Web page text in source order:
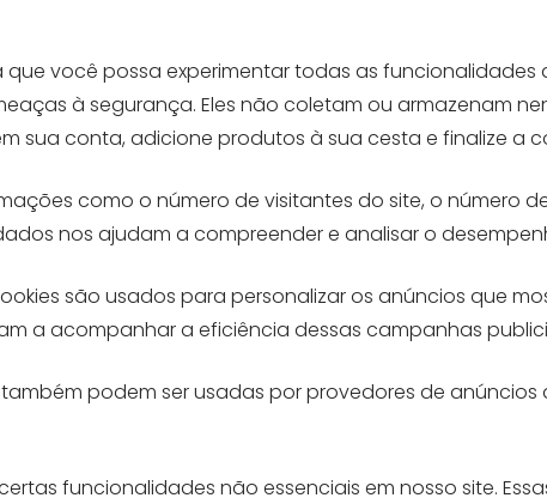
você possa experimentar todas as funcionalidades
à segurança. Eles não coletam ou armazenam
sua conta, adicione produtos à sua cesta e finalize a
como o número de visitantes do site, o número
nos ajudam a compreender e analisar o
são usados ​​para personalizar os anúncios que
a acompanhar a eficiência dessas campanhas
podem ser usadas por provedores de anúncios
funcionalidades não essenciais em nosso site.